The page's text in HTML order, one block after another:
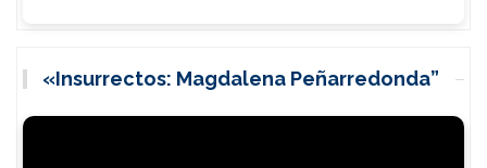
«Insurrectos: Magdalena Peñarredonda”